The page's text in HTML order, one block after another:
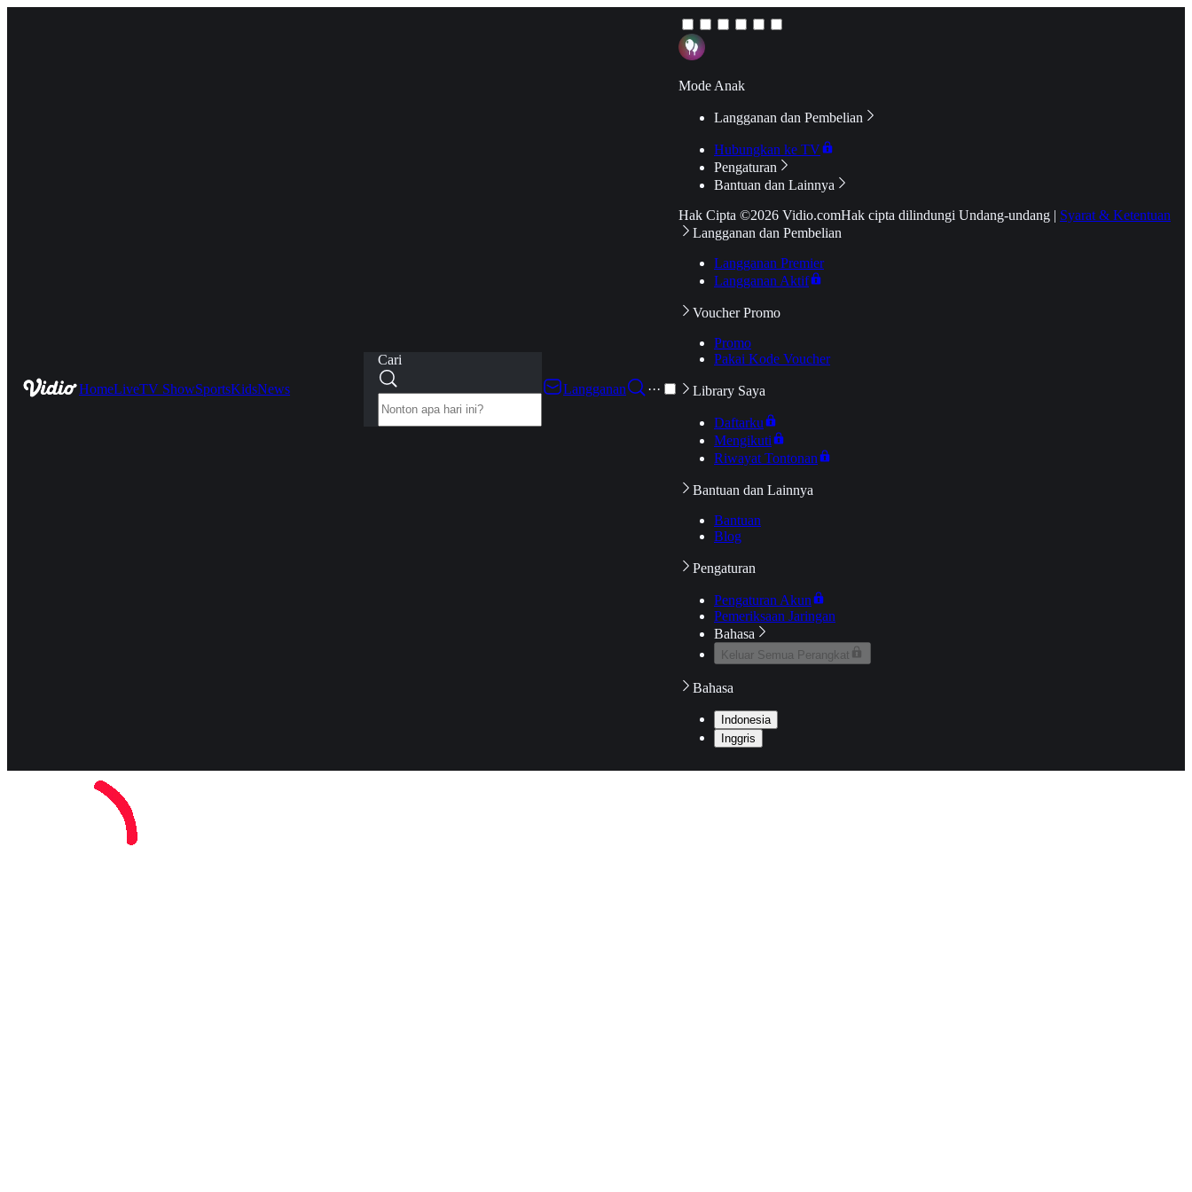
HomeLiveTV ShowSportsKidsNews
Cari
Langganan
···
Mode Anak
Langganan dan Pembelian
Hubungkan ke TV
Pengaturan
Bantuan dan Lainnya
Hak Cipta ©2026 Vidio.comHak cipta dilindungi Undang-undang | Syarat & Ketentuan
Langganan dan Pembelian
Langganan Premier
Langganan Aktif
Voucher Promo
Promo
Pakai Kode Voucher
Library Saya
Daftarku
Mengikuti
Riwayat Tontonan
Bantuan dan Lainnya
Bantuan
Blog
Pengaturan
Pengaturan Akun
Pemeriksaan Jaringan
Bahasa
Keluar Semua Perangkat
Bahasa
Indonesia
Inggris